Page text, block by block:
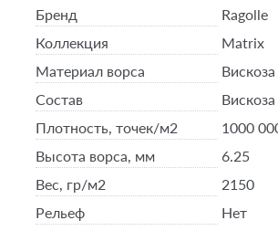
Бренд
Ragolle
Коллекция
Matrix
Материал ворса
Вискоза
Состав
Вискоза
Плотность, точек/м2
1000
Высота ворса, мм
6.25
Вес, гр/м2
2150
Рельеф
Нет